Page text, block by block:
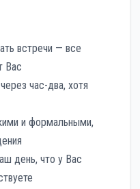
встречи — все
Вас
час-два, хотя
и формальными,
день, что у Вас